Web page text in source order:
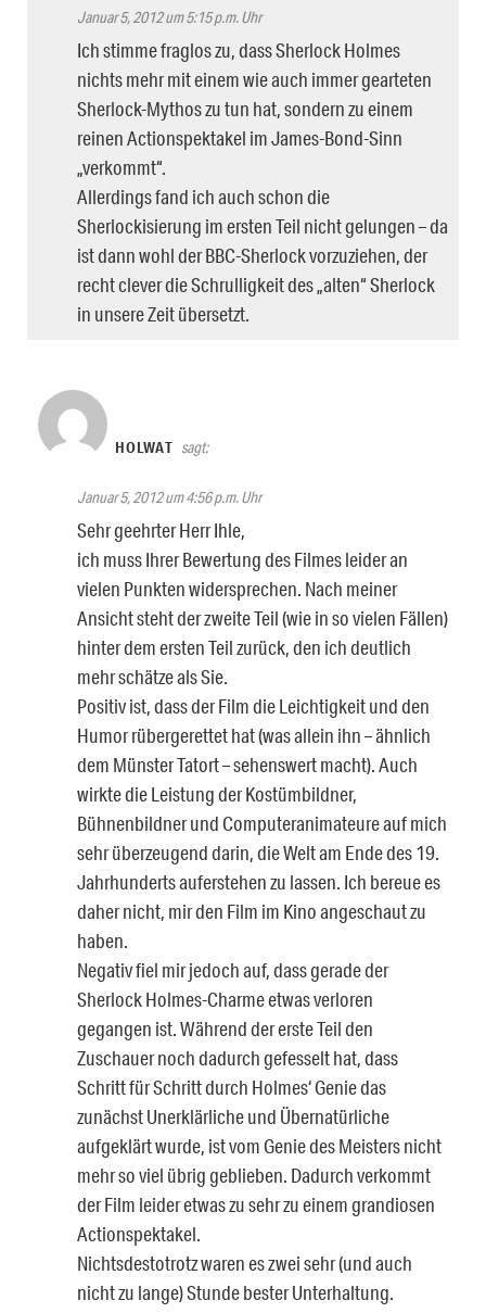
Januar 5, 2012 um 5:15 p.m. Uhr
Ich stimme fraglos zu, dass Sherlock Holmes
nichts mehr mit einem wie auch immer gearteten
Sherlock-Mythos zu tun hat, sondern zu einem
reinen Actionspektakel im James-Bond-Sinn
„verkommt“.
Allerdings fand ich auch schon die
Sherlockisierung im ersten Teil nicht gelungen – da
ist dann wohl der BBC-Sherlock vorzuziehen, der
recht clever die Schrulligkeit des „alten“ Sherlock
in unsere Zeit übersetzt.
HOLWAT sagt:
Januar 5, 2012 um 4:56 p.m. Uhr
Sehr geehrter Herr Ihle,
ich muss Ihrer Bewertung des Filmes leider an
vielen Punkten widersprechen. Nach meiner
Ansicht steht der zweite Teil (wie in so vielen Fällen)
hinter dem ersten Teil zurück, den ich deutlich
mehr schätze als Sie.
Positiv ist, dass der Film die Leichtigkeit und den
Humor rübergerettet hat (was allein ihn – ähnlich
dem Münster Tatort – sehenswert macht). Auch
wirkte die Leistung der Kostümbildner,
Bühnenbildner und Computeranimateure auf mich
sehr überzeugend darin, die Welt am Ende des 19.
Jahrhunderts auferstehen zu lassen. Ich bereue es
daher nicht, mir den Film im Kino angeschaut zu
haben.
Negativ fiel mir jedoch auf, dass gerade der
Sherlock Holmes-Charme etwas verloren
gegangen ist. Während der erste Teil den
Zuschauer noch dadurch gefesselt hat, dass
Schritt für Schritt durch Holmes‘ Genie das
zunächst Unerklärliche und Übernatürliche
aufgeklärt wurde, ist vom Genie des Meisters nicht
mehr so viel übrig geblieben. Dadurch verkommt
der Film leider etwas zu sehr zu einem grandiosen
Actionspektakel.
Nichtsdestotrotz waren es zwei sehr (und auch
nicht zu lange) Stunde bester Unterhaltung.